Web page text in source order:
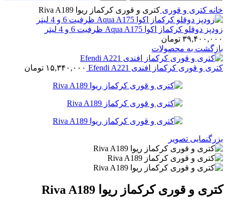
خانه کتری و قوری کتری و قوری کرکماز ریوا Riva A189
زودپز دوقلو کرکماز اکوا Aqua A175 ظرفیت 6 و 4 لیتر
۳۹,۴۰۰,۰۰۰ تومان
بازگشت به محصولات
کتری و قوری کرکماز افندی Efendi A221 ۱۵,۳۴۰,۰۰۰ تومان
بزرگنمایی تصویر
کتری و قوری کرکماز ریوا Riva A189